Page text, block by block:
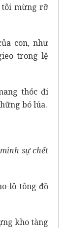
tôi mừng rỡ
con, như
trong lệ
thóc đi
bó lúa.
sự chết
lô tông đồ
kho tàng